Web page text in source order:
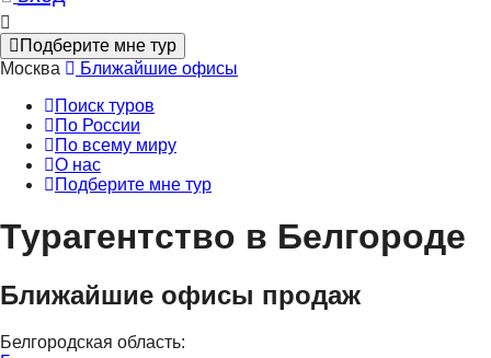
Подберите мне тур
Москва
Ближайшие офисы
Поиск туров
По России
По всему миру
О нас
Подберите мне тур
Турагентство в Белгороде
Ближайшие офисы продаж
Белгородская область: